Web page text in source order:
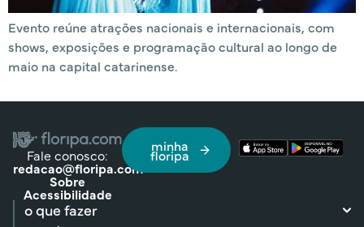
Evento reúne atrações nacionais e internacionais, com
shows, exposições e programação cultural ao longo de
maio na capital catarinense.
Fale conosco:
redacao@floripa.com
Sobre
Acessibilidade
minha
floripa
o que fazer